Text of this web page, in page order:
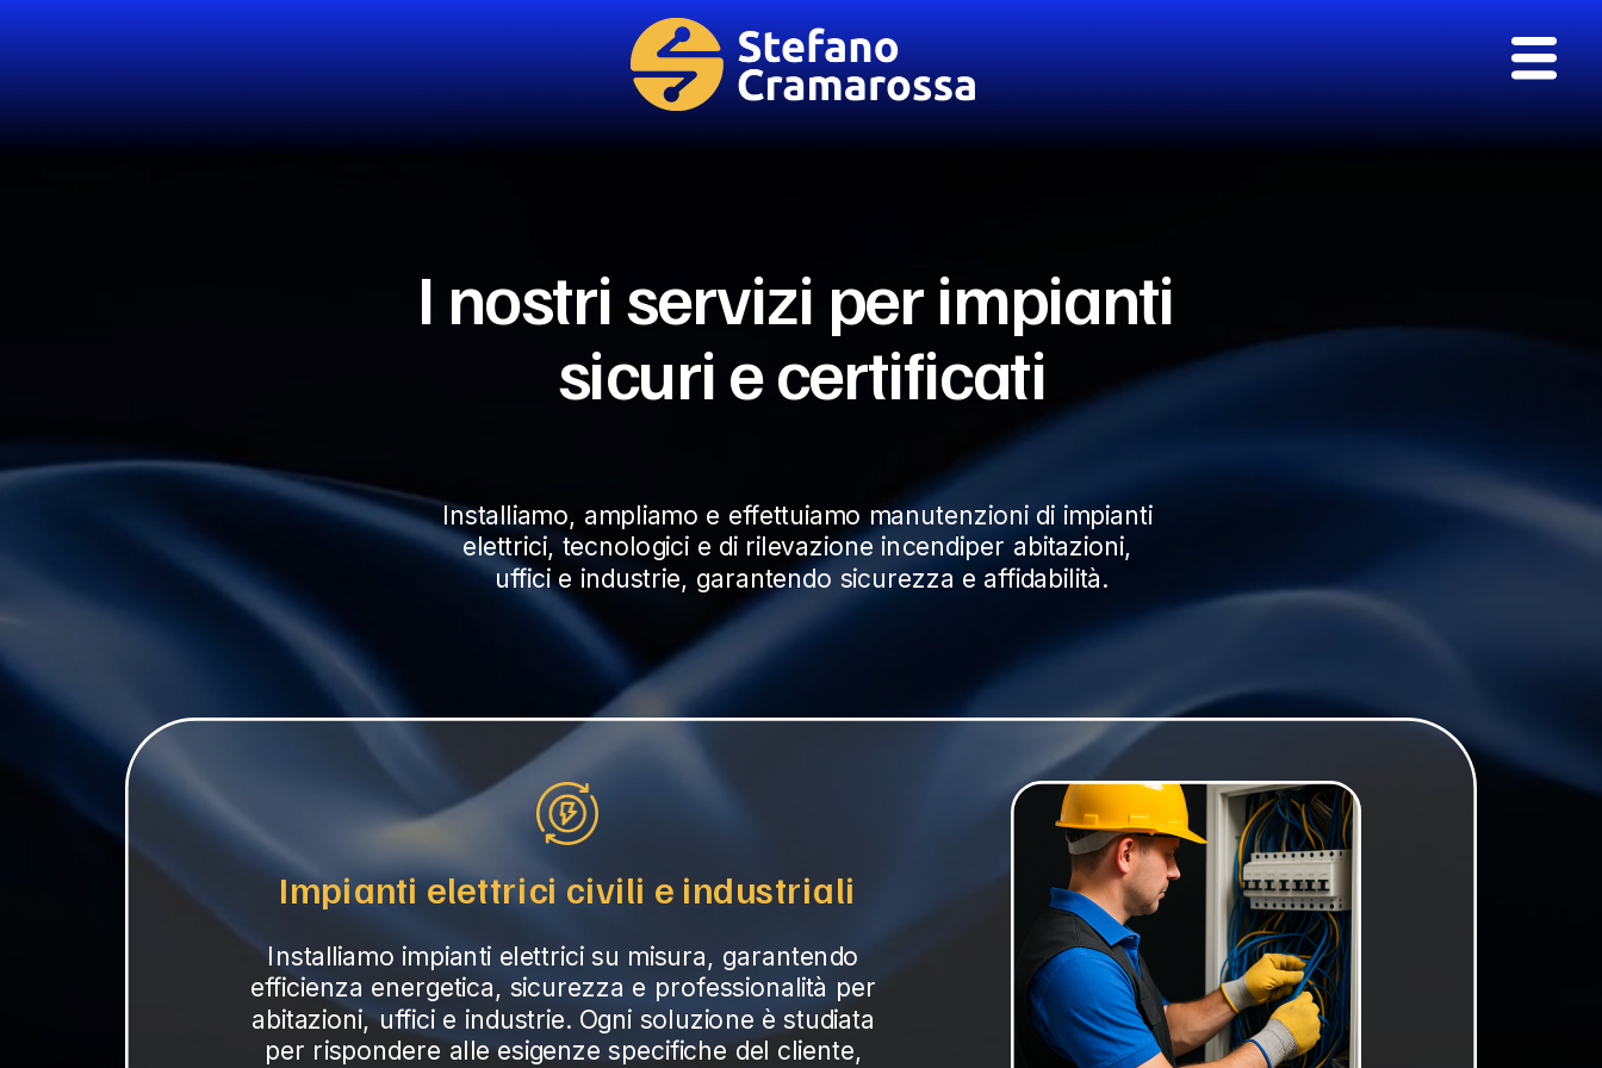
I nostri servizi per impianti
sicuri e certificati
Installiamo, ampliamo e effettuiamo manutenzioni di impianti
elettrici, tecnologici e di rilevazione incendiper abitazioni,
uffici e industrie, garantendo sicurezza e affidabilità.
Impianti elettrici civili e industriali
Installiamo impianti elettrici su misura, garantendo
efficienza energetica, sicurezza e professionalità per
abitazioni, uffici e industrie. Ogni soluzione è studiata
per rispondere alle esigenze specifiche del cliente,